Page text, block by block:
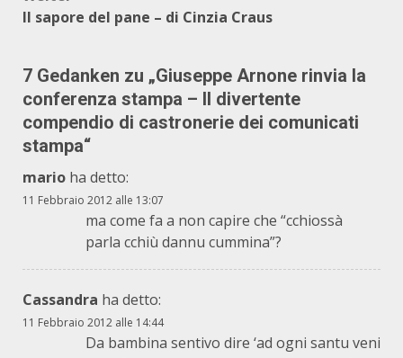
Il sapore del pane – di Cinzia Craus
7 Gedanken zu „Giuseppe Arnone rinvia la
conferenza stampa – Il divertente
compendio di castronerie dei comunicati
stampa“
mario ha detto:
11 Febbraio 2012 alle 13:07
ma come fa a non capire che “cchiossà
parla cchiù dannu cummina”?
Cassandra ha detto:
11 Febbraio 2012 alle 14:44
Da bambina sentivo dire ‘ad ogni santu veni